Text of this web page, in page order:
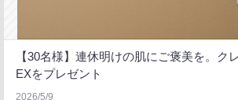
【30名様】連休明けの肌にご褒美を。ク
EXをプレゼント
2026/5/9